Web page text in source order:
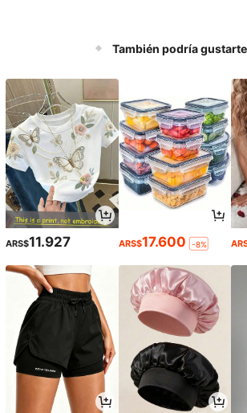
También podría gustarte
ARS$11.927 ARS$17.600 -8%